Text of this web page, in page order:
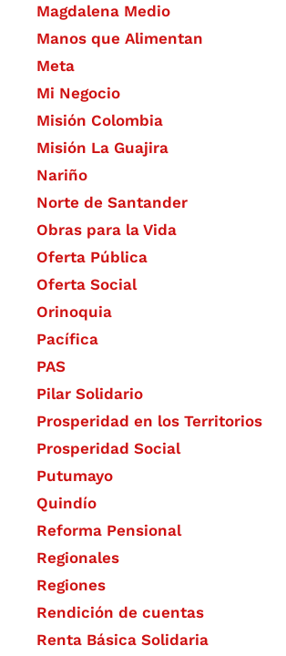
Magdalena Medio
Manos que Alimentan
Meta
Mi Negocio
Misión Colombia
Misión La Guajira
Nariño
Norte de Santander
Obras para la Vida
Oferta Pública
Oferta Social​​
Orinoquia
Pacífica
PAS
Pilar Solidario
Prosperidad en los Territorios
Prosperidad Social
Putumayo
Quindío
Reforma Pensional
Regionales
Regiones
Rendición de cuentas
Renta Básica Solidaria